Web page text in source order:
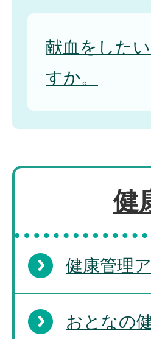
献血をした
すか。
健
健康管理
おとなの